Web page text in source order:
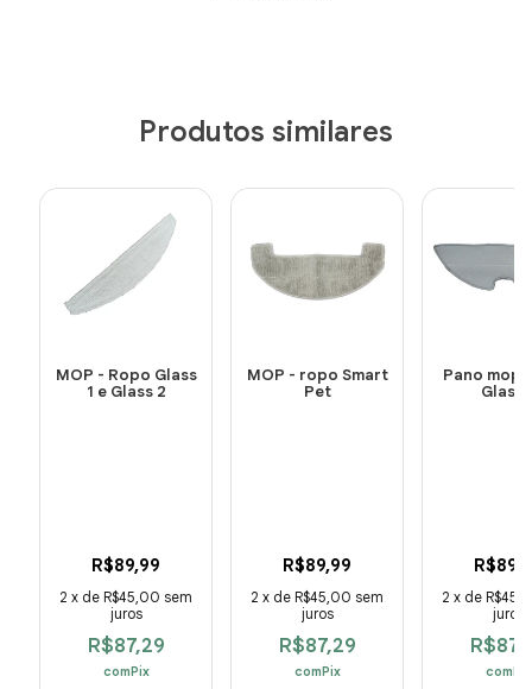
Produtos similares
MOP - Ropo Glass
1 e Glass 2
R$89,99
R$87,29
comPix
2 x de R$45,00 sem
juros
MOP - ropo Smart
Pet
R$89,99
R$87,29
comPix
2 x de R$45,00 sem
juros
Pano mop
Glass
comPix
2 x de
juros